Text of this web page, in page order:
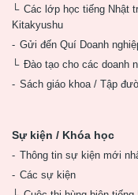
Các lớp học tiếng Nhật
Kitakyushu
Gửi đến Quí Doanh
Đào tạo cho các doanh
Sách giáo khoa / Tập
Sự kiện / Khóa học
Thông tin sự kiện mới
Các sự kiện